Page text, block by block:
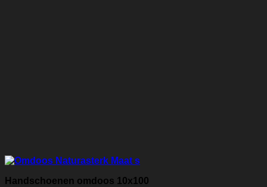
Handschoenen omdoos 10x100